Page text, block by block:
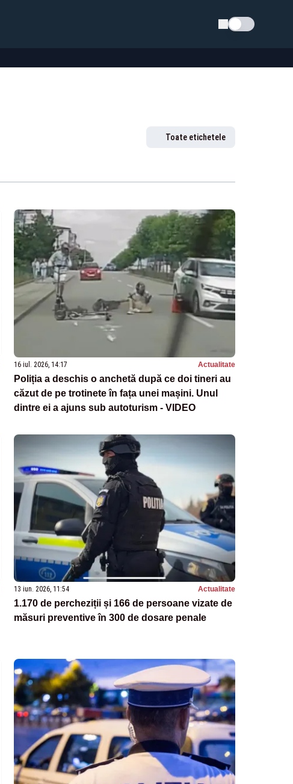
Schimba tema
Toate etichetele
16 iul. 2026, 14:17 Actualitate
Poliția a deschis o anchetă după ce doi tineri au
căzut de pe trotinete în fața unei mașini. Unul
dintre ei a ajuns sub autoturism - VIDEO
13 iun. 2026, 11:54 Actualitate
1.170 de percheziții și 166 de persoane vizate de
măsuri preventive în 300 de dosare penale